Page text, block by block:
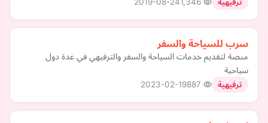
ترفيهية 2019-08-24
سرب للسياحة والسفر
منصة لتقديم خدمات السياحة والسفر والترفيهي في عدة دول
سياحية
ترفيهية 2023-02-19